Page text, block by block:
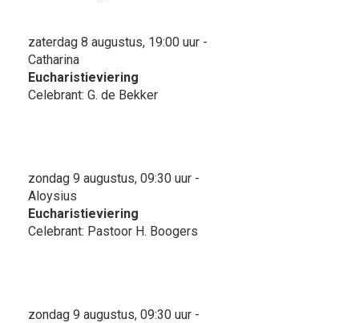
zaterdag 8 augustus, 19:00 uur -
Catharina
Eucharistieviering
Celebrant: G. de Bekker
zondag 9 augustus, 09:30 uur -
Aloysius
Eucharistieviering
Celebrant: Pastoor H. Boogers
zondag 9 augustus, 09:30 uur -